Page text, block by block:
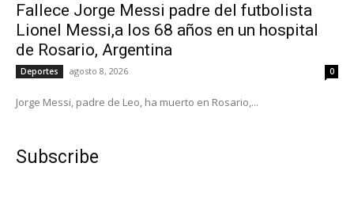
Fallece Jorge Messi padre del futbolista
Lionel Messi,a los 68 años en un hospital
de Rosario, Argentina
Deportes agosto 8, 2026 0
Jorge Messi, padre de Leo, ha muerto en Rosario,...
Subscribe